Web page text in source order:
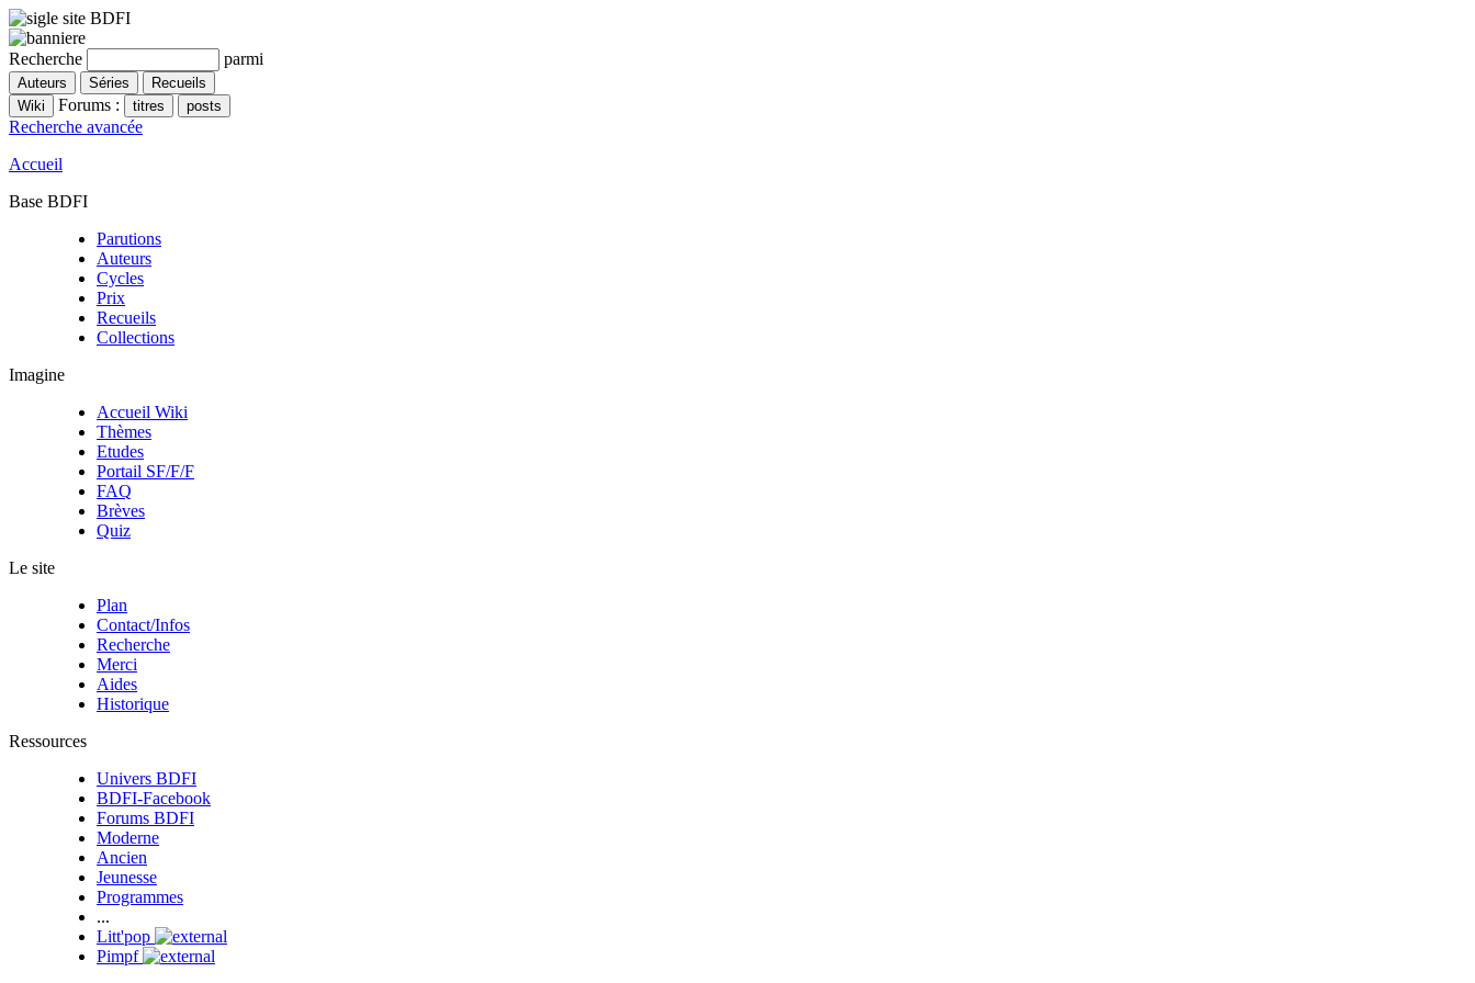
Recherche parmi
Forums :
Recherche avancée
Accueil
Base BDFI
Parutions
Auteurs
Cycles
Prix
Recueils
Collections
Imagine
Accueil Wiki
Thèmes
Etudes
Portail SF/F/F
FAQ
Brèves
Quiz
Le site
Plan
Contact/Infos
Recherche
Merci
Aides
Historique
Ressources
Univers BDFI
BDFI-Facebook
Forums BDFI
Moderne
Ancien
Jeunesse
Programmes
...
Litt'pop
Pimpf